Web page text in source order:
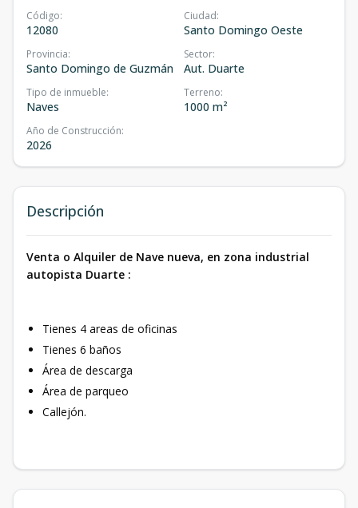
Código:
12080
Ciudad:
Santo Domingo Oeste
Provincia:
Santo Domingo de Guzmán
Sector:
Aut. Duarte
Tipo de inmueble:
Naves
Terreno:
1000 m²
Año de Construcción:
2026
Descripción
Venta o Alquiler de Nave nueva, en zona industrial
autopista Duarte :
Tienes 4 areas de oficinas
Tienes 6 baños
Área de descarga
Área de parqueo
Callejón.